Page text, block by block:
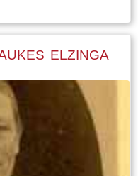
In dit
Hij leent
in
deze grond bij
Mitselwier.
boerderij ook
ELZINGA